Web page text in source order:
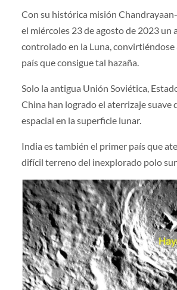
Con su histórica misión
el miércoles 23 de agosto de 2023 un
controlado en la Luna, convirtiéndose
país que consigue tal hazaña.
Solo la antigua Unión Soviética,
China han logrado el aterrizaje suave
espacial en la superficie lunar.
India es también el primer país que
difícil terreno del inexplorado polo sur